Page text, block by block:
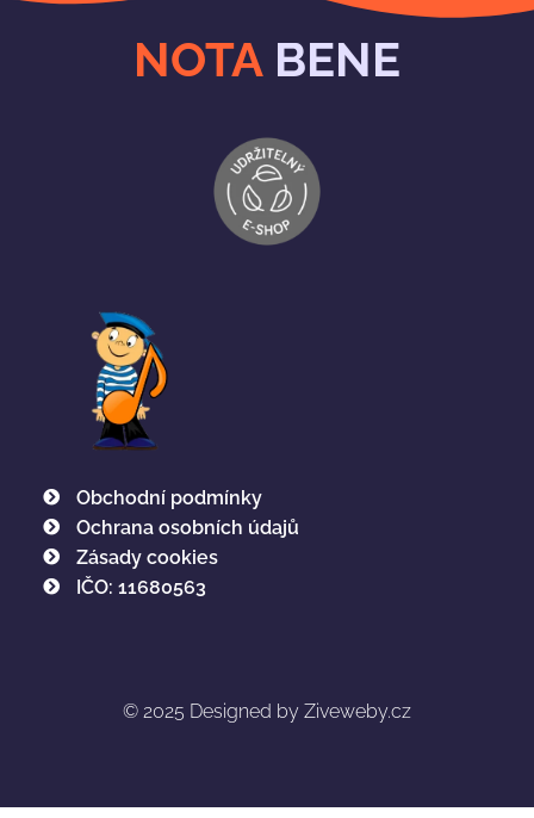
NOTA BENE
Obchodní podmínky
Ochrana osobních údajů
Zásady cookies
IČO: 11680563
© 2025 Designed by Ziveweby.cz